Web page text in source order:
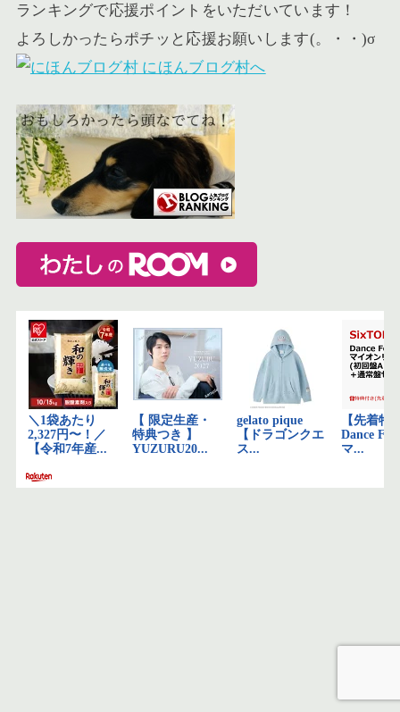
ランキングで応援ポイントをいただいています！
よろしかったらポチッと応援お願いします(。・・)σ